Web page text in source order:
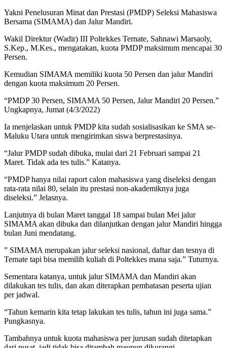
Yakni Penelusuran Minat dan Prestasi (PMDP) Seleksi Mahasiswa
Bersama (SIMAMA) dan Jalur Mandiri.
Wakil Direktur (Wadir) III Poltekkes Ternate, Sahnawi Marsaoly,
S.Kep., M.Kes., mengatakan, kuota PMDP maksimum mencapai 30
Persen.
Kemudian SIMAMA memiliki kuota 50 Persen dan jalur Mandiri
dengan kuota maksimum 20 Persen.
“PMDP 30 Persen, SIMAMA 50 Persen, Jalur Mandiri 20 Persen.”
Ungkapnya, Jumat (4/3/2022)
Ia menjelaskan untuk PMDP kita sudah sosialisasikan ke SMA se-
Maluku Utara untuk mengirimkan siswa berprestasinya.
“Jalur PMDP sudah dibuka, mulai dari 21 Februari sampai 21
Maret. Tidak ada tes tulis.” Katanya.
“PMDP hanya nilai raport calon mahasiswa yang diseleksi dengan
rata-rata nilai 80, selain itu prestasi non-akademiknya juga
diseleksi.” Jelasnya.
Lanjutnya di bulan Maret tanggal 18 sampai bulan Mei jalur
SIMAMA akan dibuka dan dilanjutkan dengan jalur Mandiri hingga
bulan Juni mendatang.
” SIMAMA merupakan jalur seleksi nasional, daftar dan tesnya di
Ternate tapi bisa memilih kuliah di Poltekkes mana saja.” Tuturnya.
Sementara katanya, untuk jalur SIMAMA dan Mandiri akan
dilakukan tes tulis, dan akan diterapkan pembatasan peserta ujian
per jadwal.
“Tahun kemarin kita tetap lakukan tes tulis, tahun ini juga sama.”
Pungkasnya.
Tambahnya untuk kuota mahasiswa per jurusan sudah ditetapkan